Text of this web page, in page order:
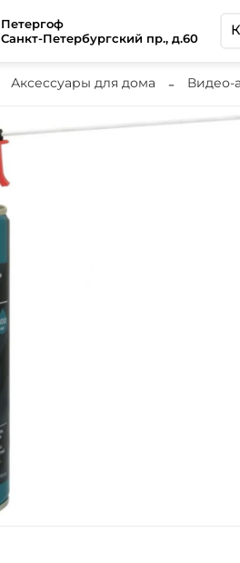
Петергоф
Санкт-Петербургский пр., д.60
Аксессуары для дома Видео-